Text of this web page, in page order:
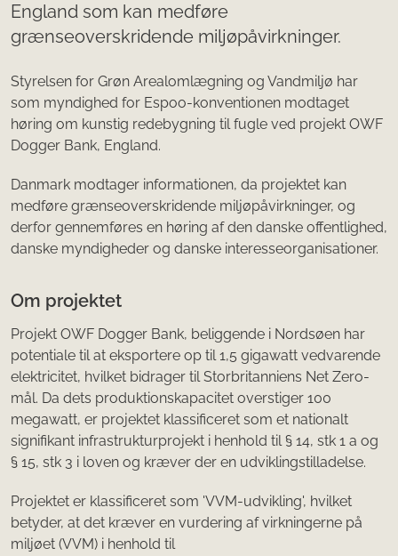
England som kan medføre
grænseoverskridende miljøpåvirkninger.
Styrelsen for Grøn Arealomlægning og Vandmiljø har
som myndighed for Espoo-konventionen modtaget
høring om kunstig redebygning til fugle ved projekt OWF
Dogger Bank, England.
Danmark modtager informationen, da projektet kan
medføre grænseoverskridende miljøpåvirkninger, og
derfor gennemføres en høring af den danske offentlighed,
danske myndigheder og danske interesseorganisationer.
Om projektet
Projekt OWF Dogger Bank, beliggende i Nordsøen har
potentiale til at eksportere op til 1,5 gigawatt vedvarende
elektricitet, hvilket bidrager til Storbritanniens Net Zero-
mål. Da dets produktionskapacitet overstiger 100
megawatt, er projektet klassificeret som et nationalt
signifikant infrastrukturprojekt i henhold til § 14, stk 1 a og
§ 15, stk 3 i loven og kræver der en udviklingstilladelse.
Projektet er klassificeret som 'VVM-udvikling', hvilket
betyder, at det kræver en vurdering af virkningerne på
miljøet (VVM) i henhold til